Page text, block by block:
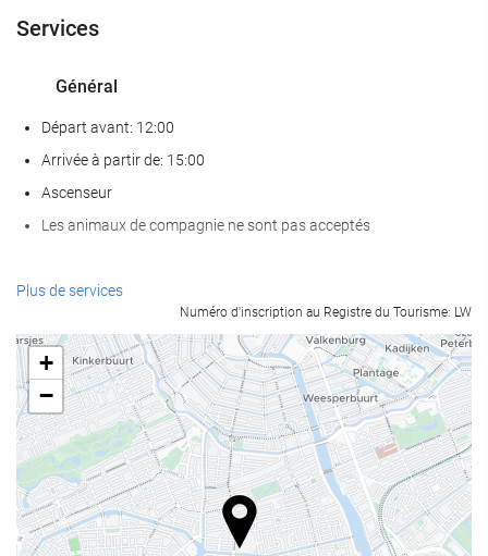
Services
Général
Départ avant: 12:00
Arrivée à partir de: 15:00
Ascenseur
Les animaux de compagnie ne sont pas acceptés
Bien-être
bain turc/à vapeur
Sauna
Salle de Fitness
Nourriture et boissons
Restaurant à la carte
Bar
Plus de services
Numéro d'inscription au Registre du Tourisme: LW
+
−